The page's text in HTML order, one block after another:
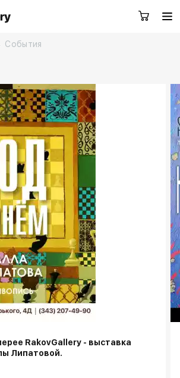
Художники
Услуги
Контакты
Rakov
special
События
RakovGallery - выставка
Липатовой.